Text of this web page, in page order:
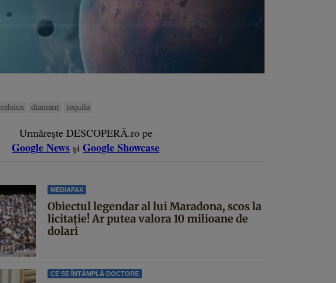
celsius diamant tequila
Urmărește DESCOPERĂ.ro pe
Google News și Google Showcase
MEDIAFAX
Obiectul legendar al lui Maradona, scos la
licitație! Ar putea valora 10 milioane de
dolari
CE SE ÎNTÂMPLĂ DOCTORE